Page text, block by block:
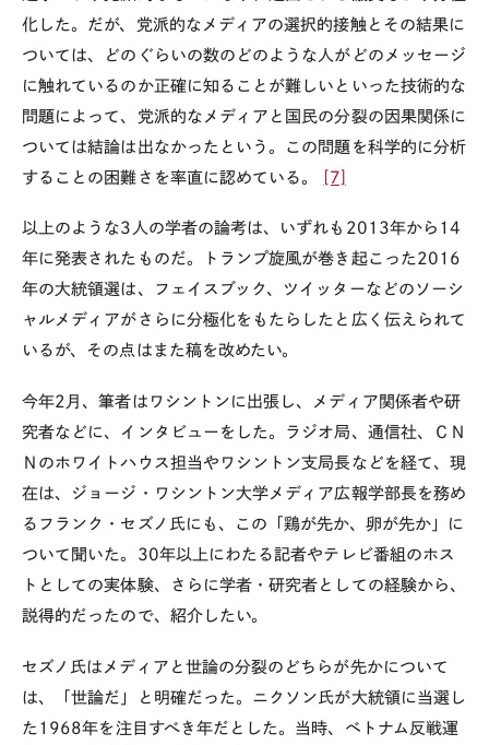
化した。だが、党派的なメディアの選択的接触とその結果に
ついては、どのぐらいの数のどのような人がどのメッセージ
に触れているのか正確に知ることが難しいといった技術的な
問題によって、党派的なメディアと国民の分裂の因果関係に
ついては結論は出なかったという。この問題を科学的に分析
することの困難さを率直に認めている。
[7]
以上のような3人の学者の論考は、いずれも2013年から14
年に発表されたものだ。トランプ旋風が巻き起こった2016
年の大統領選は、フェイスブック、ツイッターなどのソーシ
ャルメディアがさらに分極化をもたらしたと広く伝えられて
いるが、その点はまた稿を改めたい。
今年2月、筆者はワシントンに出張し、メディア関係者や研
究者などに、インタビューをした。ラジオ局、通信社、ＣＮ
Ｎのホワイトハウス担当やワシントン支局長などを経て、現
在は、ジョージ・ワシントン大学メディア広報学部長を務め
るフランク・セズノ氏にも、この「鶏が先か、卵が先か」に
ついて聞いた。30年以上にわたる記者やテレビ番組のホス
トとしての実体験、さらに学者・研究者としての経験から、
説得的だったので、紹介したい。
セズノ氏はメディアと世論の分裂のどちらが先かについて
は、「世論だ」と明確だった。ニクソン氏が大統領に当選し
た1968年を注目すべき年だとした。当時、ベトナム反戦運